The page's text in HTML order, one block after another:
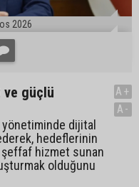
2026
güçlü
dijital
hedeflerinin
şeffaf hizmet sunan
olduğunu
A+
A-